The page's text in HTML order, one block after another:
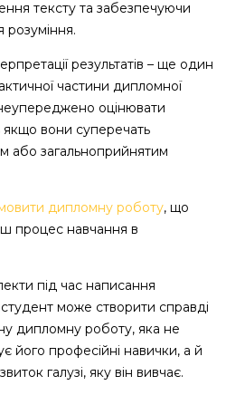
тексту та забезпечуючи
розуміння.
результатів – ще один
частини дипломної
оцінювати
якщо вони суперечать
або загальноприйнятим
дипломну роботу, що
процес навчання в
під час написання
може створити справді
дипломну роботу, яка не
його професійні навички, а й
галузі, яку він вивчає.